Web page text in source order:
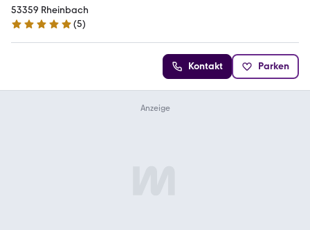
53359 Rheinbach
4.9 Sterne
(5)
Kontakt Parken